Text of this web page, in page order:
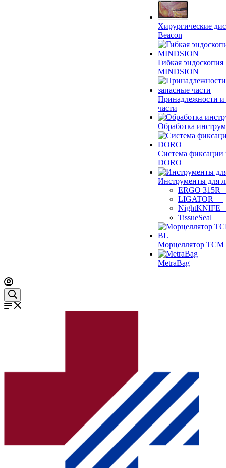
Хирургические
Beacon
Гибкая эндоскопия
MINDSION
Принадлежности и
части
Обработка
Система фиксации
DORO
Инструменты для
ERGO 315R
LIGATOR —
NightKNIFE
TissueSeal
Морцеллятор ТСМ
MetraBag